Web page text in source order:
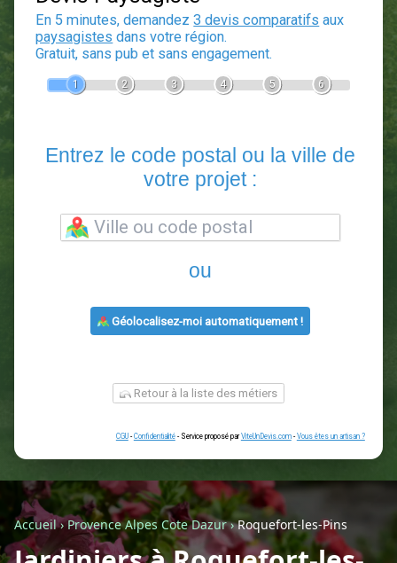
Devis Paysagiste
En 5 minutes, demandez3 devis comparatifs
2 3
Entrez le code postal ou la
ou
Retour à la liste des métiers
Accueil›Provence Alpes Cote Dazur›Roquefort-les-Pins